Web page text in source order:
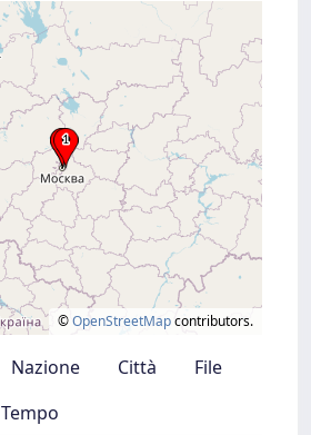
©OpenStreetMapcontributors.
Nazione Città
File
Tempo